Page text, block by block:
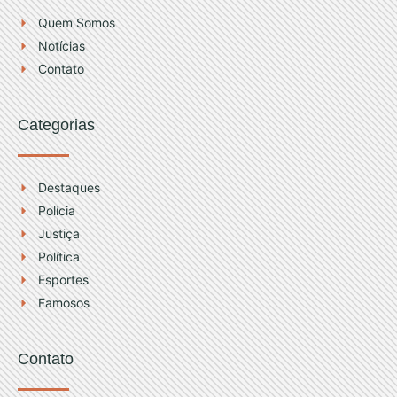
r
a
m
e
Quem Somos
Notícias
Contato
Categorias
Destaques
Polícia
Justiça
Política
Esportes
Famosos
Contato